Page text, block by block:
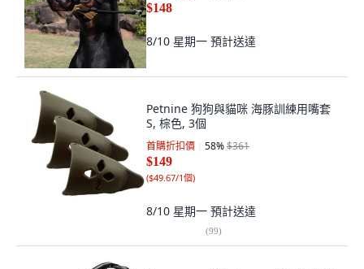
$148
8/10 星期一 預計送達
Petnine 狗狗與貓咪 海豚訓練用嘴套
S, 棕色, 3個
首購折扣價 58%$361
$149
($49.67/1個)
8/10 星期一 預計送達
(99)